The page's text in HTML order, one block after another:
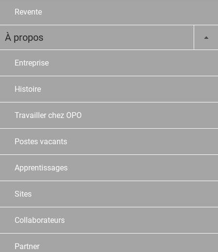
Revente
À propos
Entreprise
Histoire
Travailler chez OPO
Postes vacants
Apprentissages
Sites
Collaborateurs
Partner